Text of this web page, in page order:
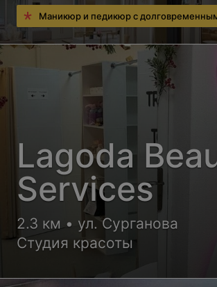
Маникюр и педикюр с
Lagoda
Services
2.3 км • ул. Сурганова
Студия красоты